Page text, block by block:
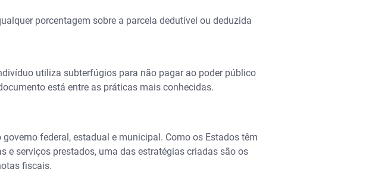
porcentagem sobre a parcela dedutível ou deduzida
utiliza subterfúgios para não pagar ao poder público
está entre as práticas mais conhecidas.
federal, estadual e municipal. Como os Estados têm
e serviços prestados, uma das estratégias criadas são os
fiscais.